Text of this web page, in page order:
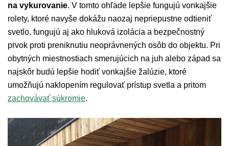
na vykurovanie. V tomto ohľade lepšie fungujú vonkajšie
rolety, ktoré navyše dokážu naozaj nepriepustne odtieniť
svetlo, fungujú aj ako hluková izolácia a bezpečnostný
prvok proti preniknutiu neoprávnených osôb do objektu. Pri
obytných miestnostiach smerujúcich na juh alebo západ sa
najskôr budú lepšie hodiť vonkajšie žalúzie, ktoré
umožňujú naklopením regulovať prístup svetla a pritom
zachovávať súkromie.